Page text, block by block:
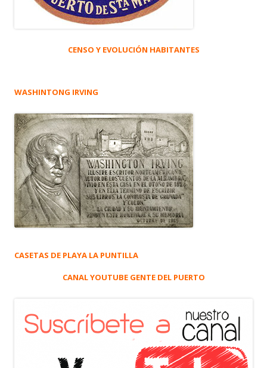
CENSO Y EVOLUCIÓN HABITANTES
WASHINTONG IRVING
CASETAS DE PLAYA LA PUNTILLA
CANAL YOUTUBE GENTE DEL PUERTO